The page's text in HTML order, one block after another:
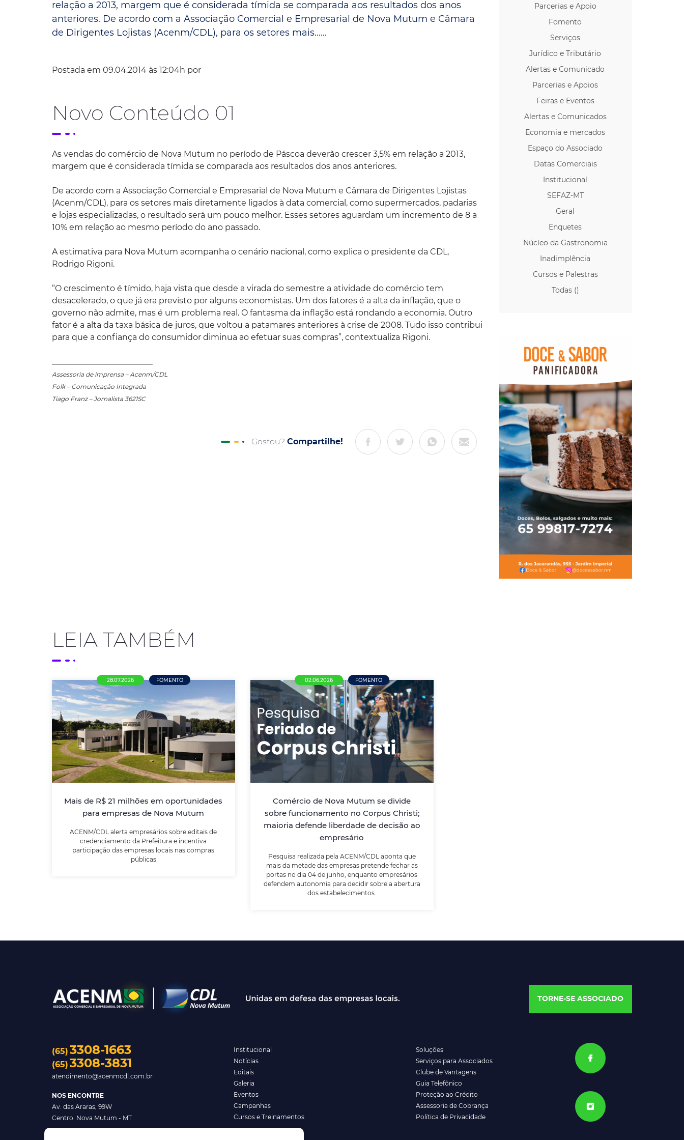
Convênio Parque das Águas
Convênio Mix da Saúde
Vante CRM
Espaços p/ Locação
relação a 2013, margem que é considerada tímida se comparada aos resultados dos anos
anteriores. De acordo com a Associação Comercial e Empresarial de Nova Mutum e Câmara
de Dirigentes Lojistas (Acenm/CDL), para os setores mais......
Postada em 09.04.2014 às 12:04h por
Novo Conteúdo 01
As vendas do comércio de Nova Mutum no período de Páscoa deverão crescer 3,5% em relação a 2013,
margem que é considerada tímida se comparada aos resultados dos anos anteriores.
De acordo com a Associação Comercial e Empresarial de Nova Mutum e Câmara de Dirigentes Lojistas
(Acenm/CDL), para os setores mais diretamente ligados à data comercial, como supermercados, padarias
e lojas especializadas, o resultado será um pouco melhor. Esses setores aguardam um incremento de 8 a
10% em relação ao mesmo período do ano passado.
A estimativa para Nova Mutum acompanha o cenário nacional, como explica o presidente da CDL,
Rodrigo Rigoni.
“O crescimento é tímido, haja vista que desde a virada do semestre a atividade do comércio tem
desacelerado, o que já era previsto por alguns economistas. Um dos fatores é a alta da inflação, que o
governo não admite, mas é um problema real. O fantasma da inflação está rondando a economia. Outro
fator é a alta da taxa básica de juros, que voltou a patamares anteriores à crise de 2008. Tudo isso contribui
para que a confiança do consumidor diminua ao efetuar suas compras”, contextualiza Rigoni.
Assessoria de imprensa – Acenm/CDL
Folk – Comunicação Integrada
Tiago Franz – Jornalista 3621SC
Gostou? Compartilhe!
Parcerias e Apoio
Fomento
Serviços
Jurídico e Tributário
Alertas e Comunicado
Parcerias e Apoios
Feiras e Eventos
Alertas e Comunicados
Economia e mercados
Espaço do Associado
Datas Comerciais
Institucional
SEFAZ-MT
Geral
Enquetes
Núcleo da Gastronomia
Inadimplência
Cursos e Palestras
Todas ()
LEIA TAMBÉM
28.07.2026 FOMENTO
Mais de R$ 21 milhões em oportunidades
para empresas de Nova Mutum
ACENM/CDL alerta empresários sobre editais de
credenciamento da Prefeitura e incentiva
participação das empresas locais nas compras
públicas
Mais de R$ 21 milhões em
oportunidades para empresas de
Nova Mutum
ACENM/CDL alerta empresários sobre
incentiva participação das empresas locais
nas compras públicas
LEIA MAIS
02.06.2026 FOMENTO
Comércio de Nova Mutum se divide
sobre funcionamento no Corpus Christi;
maioria defende liberdade de decisão ao
empresário
Pesquisa realizada pela ACENM/CDL aponta que
mais da metade das empresas pretende fechar as
portas no dia 04 de junho, enquanto empresários
defendem autonomia para decidir sobre a abertura
dos estabelecimentos.
Comércio de Nova Mutum se
divide sobre funcionamento no
Corpus Christi; maioria defende
liberdade de decisão ao
empresário
Pesquisa realizada pela ACENM/CDL aponta
pretende fechar as portas no dia 04 de
junho, enquanto empresários defendem
autonomia para decidir sobre a abertura
dos estabelecimentos.
LEIA MAIS
TORNE-SE ASSOCIADO
(65) 3308-1663
(65) 3308-3831
atendimento@acenmcdl.com.br
NOS ENCONTRE
Av. das Araras, 99W
Centro. Nova Mutum - MT
Institucional
Notícias
Editais
Galeria
Eventos
Campanhas
Cursos e Treinamentos
Soluções
Serviços para Associados
Clube de Vantagens
Guia Telefônico
Proteção ao Crédito
Assessoria de Cobrança
Política de Privacidade